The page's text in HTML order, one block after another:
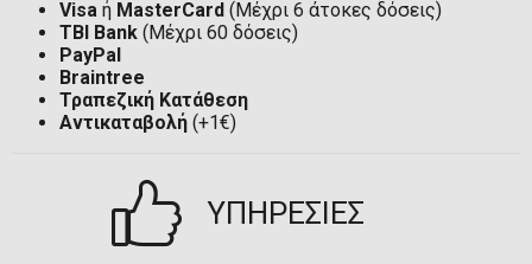
Visa ή MasterCard (Μέχρι 6 άτοκες δόσεις)
TBI Bank (Μέχρι 60 δόσεις)
PayPal
Braintree
Τραπεζική Κατάθεση
Αντικαταβολή (+1€)
ΥΠΗΡΕΣΙΕΣ